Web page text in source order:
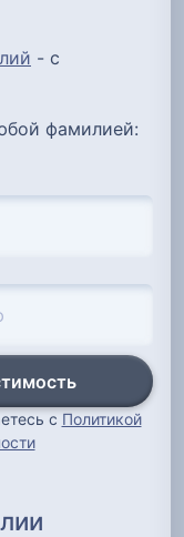
- с
фамилией:
с Политикой